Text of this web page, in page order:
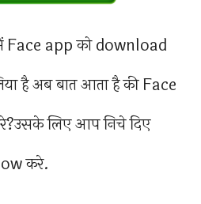
app को download
है अब बात आता है की Face
लिए आप निचे दिए
करे.